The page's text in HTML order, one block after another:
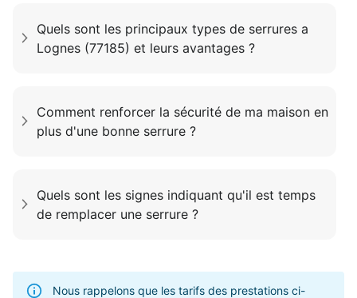
Quels sont les principaux types de serrures a
Lognes (77185) et leurs avantages ?
Comment renforcer la sécurité de ma maison en
plus d'une bonne serrure ?
Quels sont les signes indiquant qu'il est temps
de remplacer une serrure ?
Nous rappelons que les tarifs des prestations ci-